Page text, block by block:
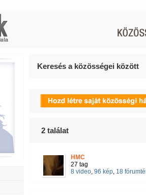
Keresés a közösségei között
2 találat
HMC
27 tag
8 video, 96 kép, 18